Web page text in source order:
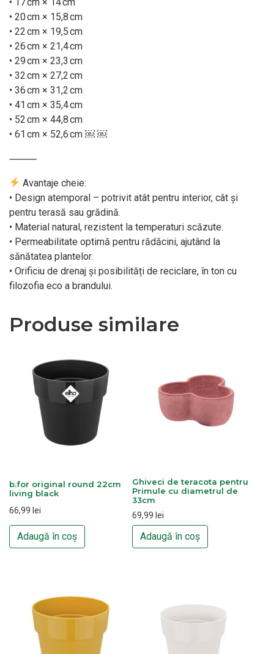
• 20 cm × 15,8 cm
• 22 cm × 19,5 cm
• 26 cm × 21,4 cm
• 29 cm × 23,3 cm
• 32 cm × 27,2 cm
• 36 cm × 31,2 cm
• 41 cm × 35,4 cm
• 52 cm × 44,8 cm
• 61 cm × 52,6 cm ￼ ￼
⸻
Avantaje cheie:
• Design atemporal – potrivit atât pentru interior, cât și
pentru terasă sau grădină.
• Material natural, rezistent la temperaturi scăzute.
• Permeabilitate optimă pentru rădăcini, ajutând la
sănătatea plantelor.
• Orificiu de drenaj și posibilități de reciclare, în ton cu
filozofia eco a brandului.
Produse similare
b.for original round 22cm
living black
66,99 lei
Adaugă în coș
Ghiveci de teracota pentru
Primule cu diametrul de
33cm
69,99 lei
Adaugă în coș